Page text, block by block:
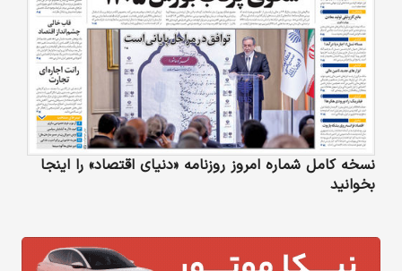
نسخه کامل شماره امروز روزنامه «دنیای‌ اقتصاد» را اینجا
بخوانید